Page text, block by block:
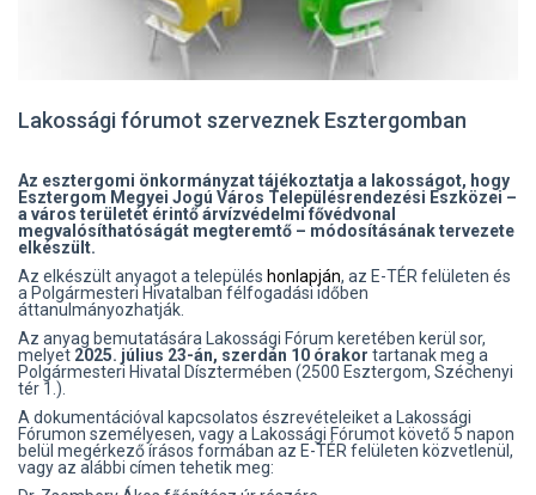
Lakossági fórumot szerveznek Esztergomban
Az esztergomi önkormányzat tájékoztatja a lakosságot, hogy
Esztergom Megyei Jogú Város Településrendezési Eszközei –
a város területét érintő árvízvédelmi fővédvonal
megvalósíthatóságát megteremtő – módosításának tervezete
elkészült.
Az elkészült anyagot a település honlapján, az E-TÉR felületen és
a Polgármesteri Hivatalban félfogadási időben
áttanulmányozhatják.
Az anyag bemutatására Lakossági Fórum keretében kerül sor,
melyet 2025. július 23-án, szerdán 10 órakor tartanak meg a
Polgármesteri Hivatal Dísztermében (2500 Esztergom, Széchenyi
tér 1.).
A dokumentációval kapcsolatos észrevételeiket a Lakossági
Fórumon személyesen, vagy a Lakossági Fórumot követő 5 napon
belül megérkező írásos formában az E-TÉR felületen közvetlenül,
vagy az alábbi címen tehetik meg: